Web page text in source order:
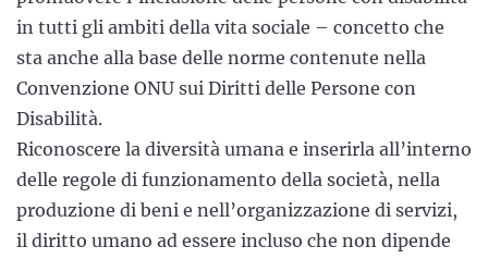
in tutti gli ambiti della vita sociale – concetto che
sta anche alla base delle norme contenute nella
Convenzione ONU sui Diritti delle Persone con
Disabilità.
Riconoscere la diversità umana e inserirla all’interno
delle regole di funzionamento della società, nella
produzione di beni e nell’organizzazione di servizi,
il diritto umano ad essere incluso che non dipende